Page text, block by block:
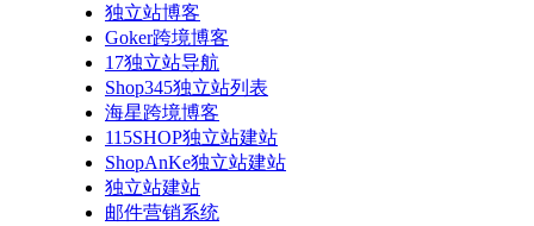
独立站博客
Goker跨境博客
17独立站导航
Shop345独立站列表
海星跨境博客
115SHOP独立站建站
ShopAnKe独立站建站
独立站建站
邮件营销系统